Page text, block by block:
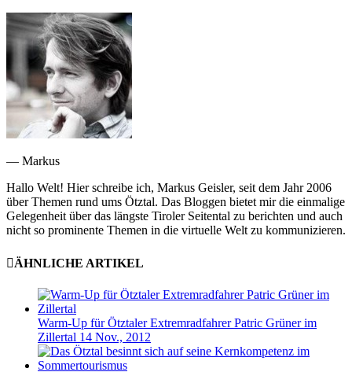
— Markus
Hallo Welt! Hier schreibe ich, Markus Geisler, seit dem Jahr 2006
über Themen rund ums Ötztal. Das Bloggen bietet mir die einmalige
Gelegenheit über das längste Tiroler Seitental zu berichten und auch
nicht so prominente Themen in die virtuelle Welt zu kommunizieren.
ÄHNLICHE ARTIKEL
Warm-Up für Ötztaler Extremradfahrer Patric Grüner im
Zillertal 14 Nov., 2012